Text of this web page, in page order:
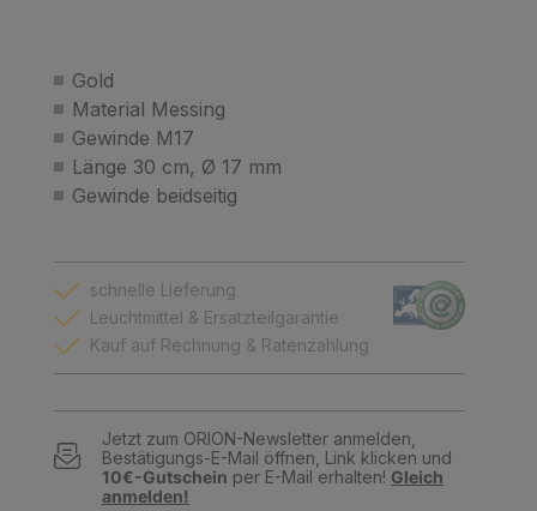
Gold
Material Messing
Gewinde M17
Länge 30 cm, Ø 17 mm
Gewinde beidseitig
schnelle Lieferung
Leuchtmittel & Ersatzteilgarantie
Kauf auf Rechnung & Ratenzahlung
Jetzt zum ORION-Newsletter anmelden,
Bestätigungs-E-Mail öffnen, Link klicken und
10€-Gutschein per E-Mail erhalten! Gleich
anmelden!